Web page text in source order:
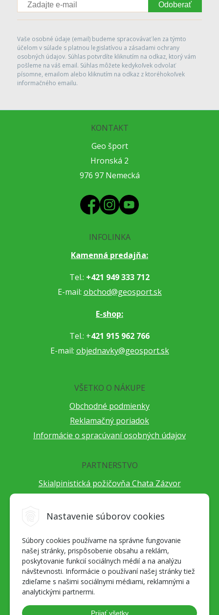
Nastavenie súborov cookies
Súbory cookies používame na správne fungovanie
našej stránky, prispôsobenie obsahu a reklám,
poskytovanie funkcií sociálnych médií a na analýzu
návštevnosti. Informácie o používaní našej stránky tiež
zdieľame s našimi sociálnymi médiami, reklamnými a
analytickými partnermi.
Prijať všetky
Odoberať
Vaše osobné údaje (email) budeme spracovávať len za týmto
účelom v súlade s platnou legislatívou a zásadami ochrany
osobných údajov. Súhlas potvrdíte kliknutím na odkaz, ktorý vám
pošleme na váš email. Súhlas môžete kedykoľvek odvolať
písomne, emailom alebo kliknutím na odkaz z ktoréhokoľvek
informačného emailu.
KONTAKT
Geo šport
Hronská 2
976 97 Nemecká
INFOLINKA
Kamenná predajňa:
Tel.: +421 949 333 712
E-mail: obchod@geosport.sk
E-shop:
Tel.: +421 915 962 766
E-mail: objednavky@geosport.sk
VŠETKO O NÁKUPE
Obchodné podmienky
Reklamačný poriadok
Informácie o spracúvaní osobných údajov
PARTNERSTVO
Skialpinistická požičovňa Chata Zázvor
Cestovateľský festival Cestou necestou
Alpenverein Slovensko
Hore-dole Derešom
Motorest Nemecká
Splav Hrona